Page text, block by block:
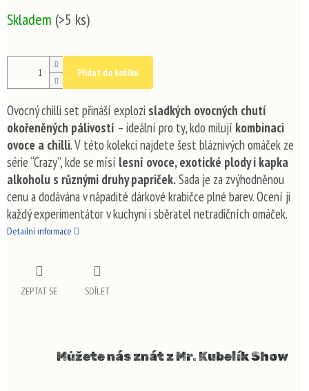
cena:
Skladem (>5 ks)
Přidat do košíku
Ovocný chilli set přináší explozi sladkých ovocných chutí
okořeněných pálivostí – ideální pro ty, kdo milují kombinaci
ovoce a chilli. V této kolekci najdete šest bláznivých omáček ze
série “Crazy”, kde se mísí lesní ovoce, exotické plody i kapka
alkoholu s různými druhy papriček.Sada je za zvýhodněnou
cenu a dodávána v nápadité dárkové krabičce plné barev. Ocení ji
každý experimentátor v kuchyni i sběratel netradičních omáček.
Detailní informace
ZEPTAT SE SDÍLET
Můžete nás znát z Mr. Kubelík Show